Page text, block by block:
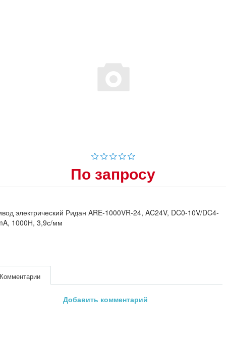
По запросу
электрический Ридан ARE-1000VR-24, AC24V, DC0-10V/DC4-
1000Н, 3,9с/мм
Добавить комментарий